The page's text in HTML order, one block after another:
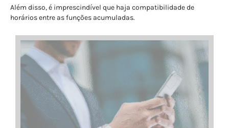
Além disso, é imprescindível que haja compatibilidade de
horários entre as funções acumuladas.